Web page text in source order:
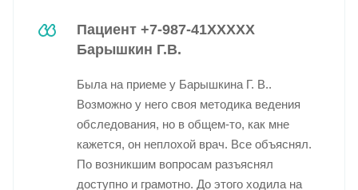
Пациент +7-987-41XXXXX
Барышкин Г.В.
Была на приеме у Барышкина Г. В..
Возможно у него своя методика ведения
обследования, но в общем-то, как мне
кажется, он неплохой врач. Все объяснял.
По возникшим вопросам разъяснял
доступно и грамотно. До этого ходила на